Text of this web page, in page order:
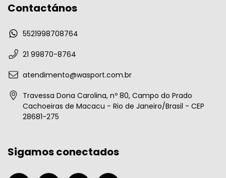
Contactános
5521998708764
21 99870-8764
atendimento@wasport.com.br
Travessa Dona Carolina, nº 80, Campo do Prado
Cachoeiras de Macacu - Rio de Janeiro/Brasil - CEP
28681-275
Sigamos conectados